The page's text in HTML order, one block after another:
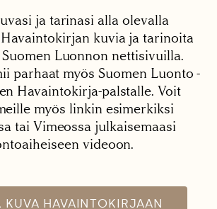
ja tarinasi alla olevalla
kuvia ja tarinoita
Luonnon nettisivuilla.
parhaat myös Suomen Luonto -
Havaintokirja-palstalle. Voit
myös linkin esimerkiksi
tai Vimeossa julkaisemaasi
videoon.
KUVA HAVAINTOKIRJAAN